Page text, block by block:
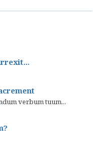
verbum tuum...